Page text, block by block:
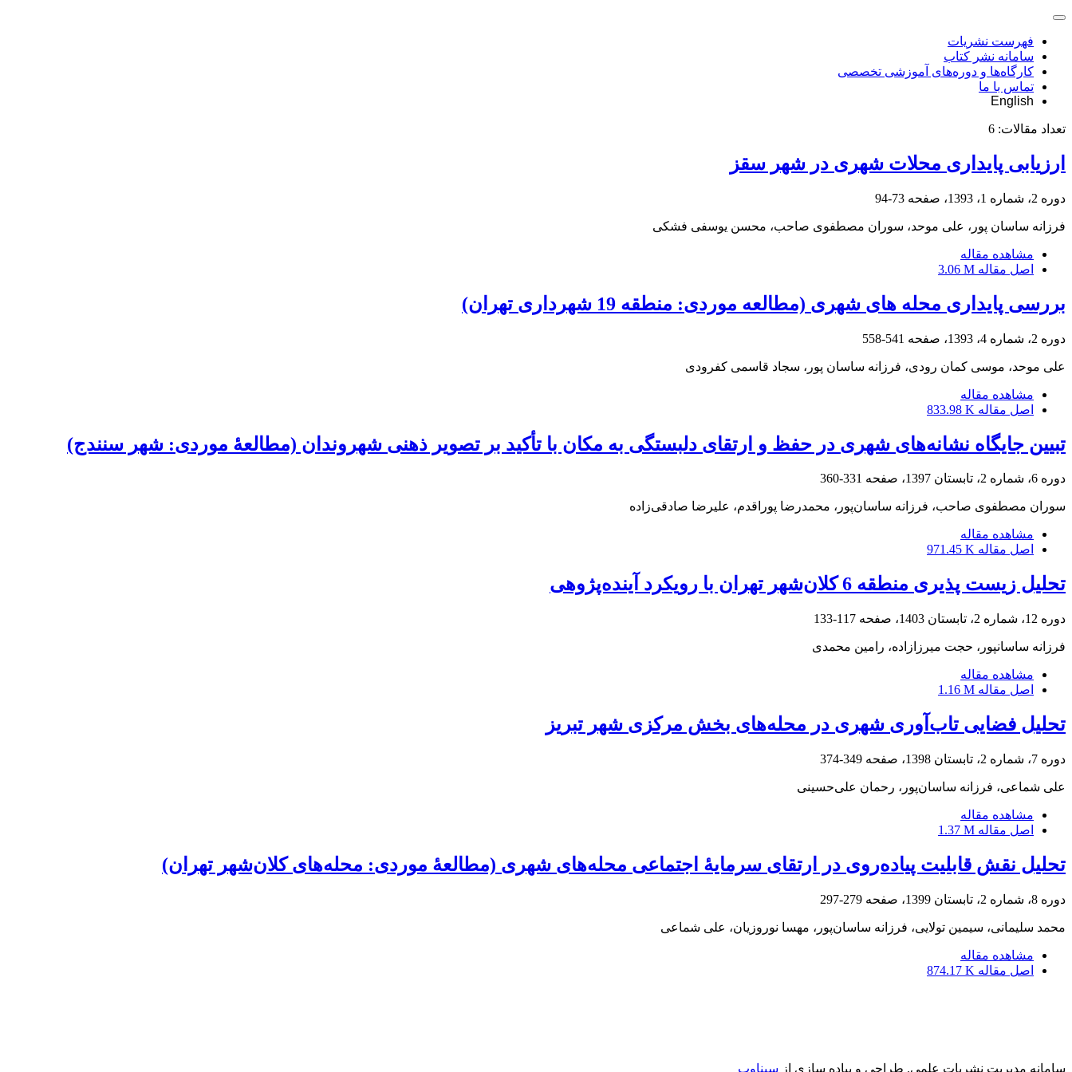
فهرست نشریات
سامانه نشر کتاب
کارگاه‌ها و دوره‌های آموزشی تخصصی
تماس با ما
English
تعداد مقالات: 6
ارزیابی پایداری محلات شهری در شهر سقز
دوره 2، شماره 1، 1393، صفحه 73-94
فرزانه ساسان پور، علی موحد، سوران مصطفوی صاحب، محسن یوسفی فشکی
مشاهده مقاله
اصل مقاله 3.06 M
بررسی پایداری محله های شهری (مطالعه موردی: منطقه 19 شهرداری تهران)
دوره 2، شماره 4، 1393، صفحه 541-558
علی موحد، موسی کمان رودی، فرزانه ساسان پور، سجاد قاسمی کفرودی
مشاهده مقاله
اصل مقاله 833.98 K
تبیین جایگاه نشانه‌های شهری در حفظ و ارتقای دلبستگی به مکان با تأکید بر تصویر ذهنی شهروندان (مطالعۀ موردی: شهر سنندج)
دوره 6، شماره 2، تابستان 1397، صفحه 331-360
سوران مصطفوی صاحب، فرزانه ساسان‌‌پور، محمدرضا پوراقدم، علیرضا صادقی‌زاده
مشاهده مقاله
اصل مقاله 971.45 K
تحلیل زیست پذیری منطقه 6 کلان‌شهر تهران با رویکرد آینده‌پژوهی
دوره 12، شماره 2، تابستان 1403، صفحه 117-133
فرزانه ساسانپور، حجت میرزازاده، رامین محمدی
مشاهده مقاله
اصل مقاله 1.16 M
تحلیل فضایی تاب‌آوری شهری در محله‌های بخش مرکزی شهر تبریز
دوره 7، شماره 2، تابستان 1398، صفحه 349-374
علی شماعی، فرزانه ساسان‌پور، رحمان علی‌حسینی
مشاهده مقاله
اصل مقاله 1.37 M
تحلیل نقش قابلیت پیاده‌روی در ارتقای سرمایۀ اجتماعی محله‌های شهری (مطالعۀ موردی: محله‌های کلان‌شهر تهران)
دوره 8، شماره 2، تابستان 1399، صفحه 279-297
محمد سلیمانی، سیمین تولایی، فرزانه ساسان‌پور، مهسا نوروزیان، علی شماعی
مشاهده مقاله
اصل مقاله 874.17 K
سامانه مدیریت نشریات علمی. طراحی و پیاده سازی از سیناوب